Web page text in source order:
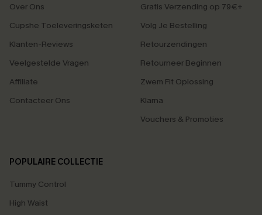
Over Ons
Cupshe Toeleveringsketen
Klanten-Reviews
Veelgestelde Vragen
Affiliate
Contacteer Ons
Gratis Verzending op 79€+
Volg Je Bestelling
Retourzendingen
Retourneer Beginnen
Zwem Fit Oplossing
Klarna
Vouchers & Promoties
POPULAIRE COLLECTIE
Tummy Control
High Waist